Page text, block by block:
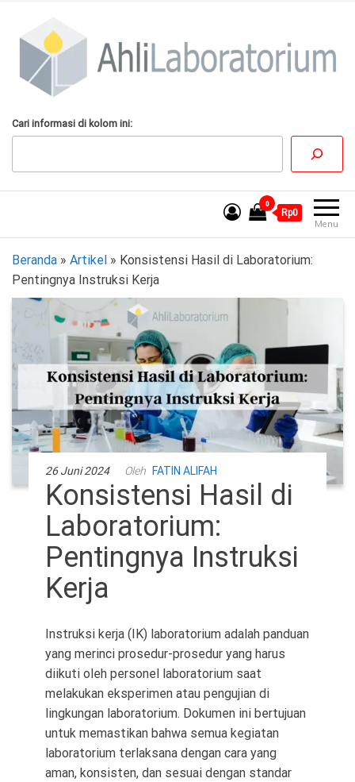
konten
AhliLaboratorium
AhliLaboratorium
Cari informasi di kolom ini:
Menu
0
Rp0
Beranda » Artikel » Konsistensi Hasil di Laboratorium:
Pentingnya Instruksi Kerja
26 Juni 2024 Oleh FATIN ALIFAH
Konsistensi Hasil di
Laboratorium:
Pentingnya Instruksi
Kerja
Instruksi kerja (IK) laboratorium adalah panduan
yang merinci prosedur-prosedur yang harus
diikuti oleh personel laboratorium saat
melakukan eksperimen atau pengujian di
lingkungan laboratorium. Dokumen ini bertujuan
untuk memastikan bahwa semua kegiatan
laboratorium terlaksana dengan cara yang
aman, konsisten, dan sesuai dengan standar